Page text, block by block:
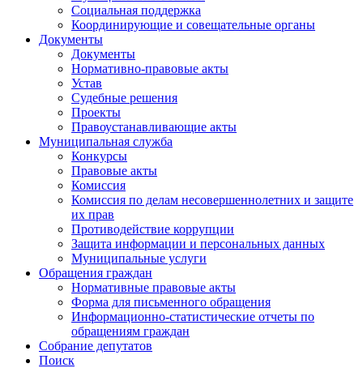
Социальная поддержка
Координирующие и совещательные органы
Документы
Документы
Нормативно-правовые акты
Устав
Судебные решения
Проекты
Правоустанавливающие акты
Муниципальная служба
Конкурсы
Правовые акты
Комиссия
Комиссия по делам несовершеннолетних и защите
их прав
Противодействие коррупции
Защита информации и персональных данных
Муниципальные услуги
Обращения граждан
Нормативные правовые акты
Форма для письменного обращения
Информационно-статистические отчеты по
обращениям граждан
Собрание депутатов
Поиск